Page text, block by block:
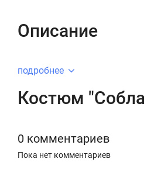
Описание
подробнее
Костюм
0 комментариев
Пока нет комментариев